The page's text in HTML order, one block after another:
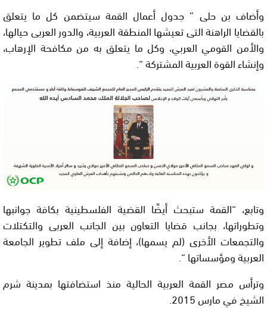
وأضاف بن حلى ” جدول أعمال القمة سيتضمن كل ما يتعلق
بالقضايا الراهنة التى تعيشها المنطقة العربية، والدور العربى حيالها،
والأمن القومي العربي، وكل ما يتعلق به من مكافحة الإرهاب،
وإنشاء القوة العربية المشتركة “.
وتابع، “القمة ستبحث أيضًا القضية الفلسطينية بكافة جوانبها
وتطوراتها، بجانب قضايا التعاون بين الجانب العربى والتكتلات
والتجمعات الأخرى (لم يسمها)، إضافة إلى ملف تطوير الجامعة
العربية ومؤسساتها “.
وترأس مصر القمة العربية الحالية منذ استضافتها بمدينة شرم
الشيخ في مارس 2015
.